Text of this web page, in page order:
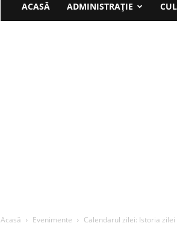
ACASĂ ADMINISTRAȚIE
Acasă Evenimente Calendarul zilei: Istoria zilei